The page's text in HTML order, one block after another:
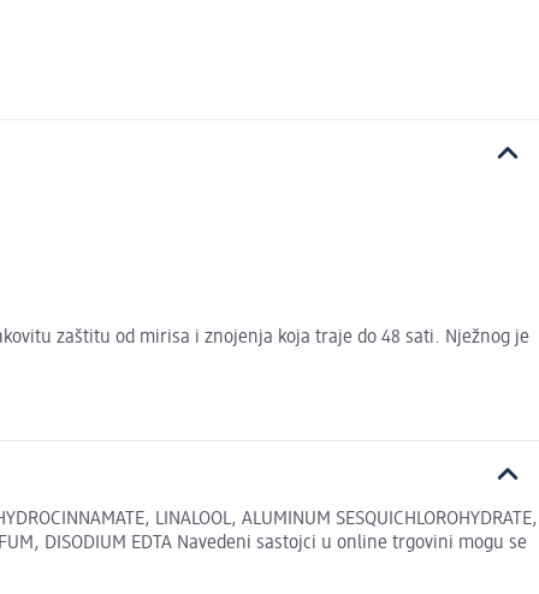
zaštitu od mirisa i znojenja koja traje do 48 sati. Nježnog je
LINALOOL, ALUMINUM SESQUICHLOROHYDRATE,
DISODIUM EDTA Navedeni sastojci u online trgovini mogu se